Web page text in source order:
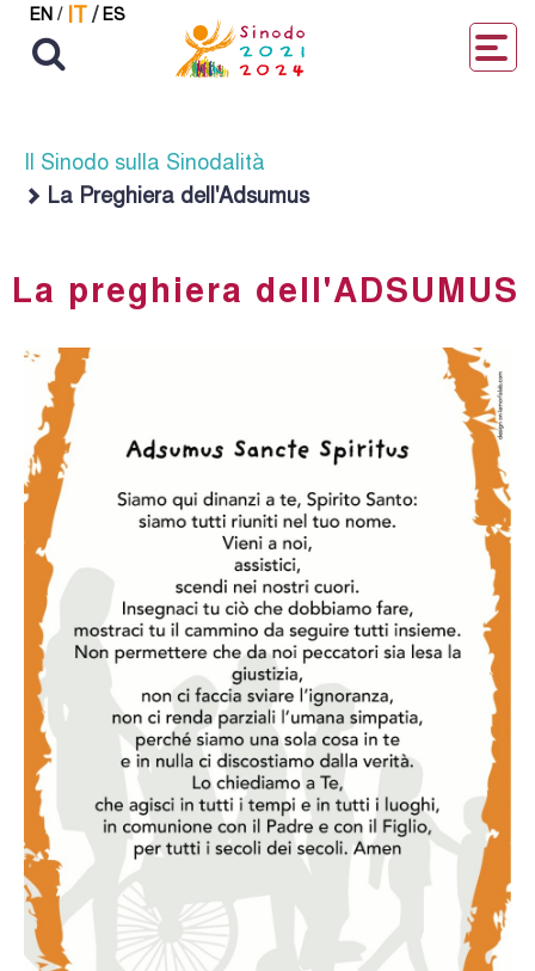
EN / IT/ ES
Il Sinodo sulla Sinodalità
La Preghiera dell'Adsumus
La preghiera dell'ADSUMUS